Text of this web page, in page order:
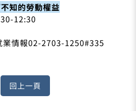
知的勞動權益
12:30
業情報02-2703-1250#335